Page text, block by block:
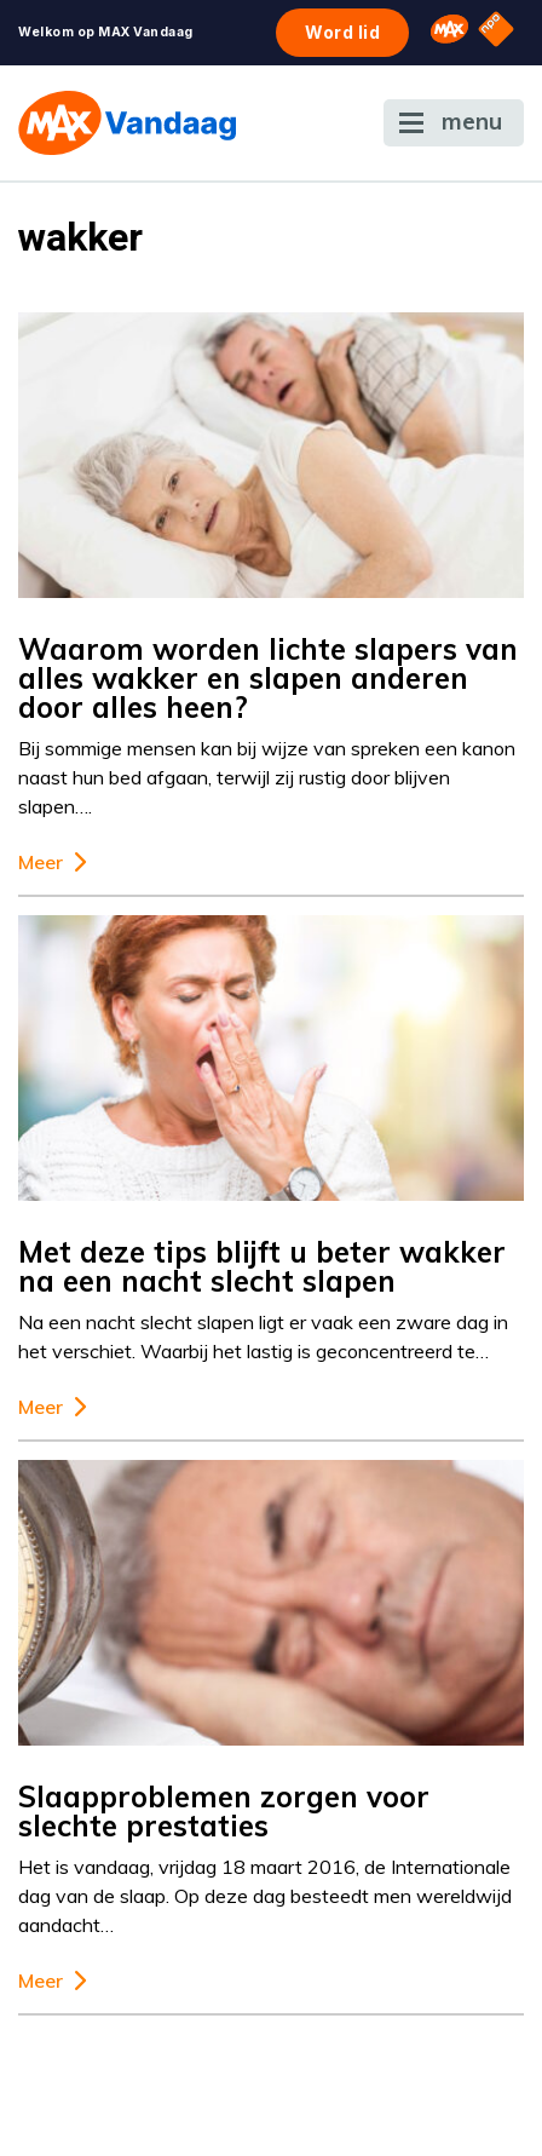
Welkom op MAX Vandaag Word lid Omroep
NPO
menu
wakker
Waarom worden lichte slapers van
alles wakker en slapen anderen
door alles heen?
Bij sommige mensen kan bij wijze van spreken een kanon
naast hun bed afgaan, terwijl zij rustig door blijven
slapen….
Meer
Met deze tips blijft u beter wakker
na een nacht slecht slapen
Na een nacht slecht slapen ligt er vaak een zware dag in
het verschiet. Waarbij het lastig is geconcentreerd te…
Meer
Slaapproblemen zorgen voor
slechte prestaties
Het is vandaag, vrijdag 18 maart 2016, de Internationale
dag van de slaap. Op deze dag besteedt men wereldwijd
aandacht…
Meer